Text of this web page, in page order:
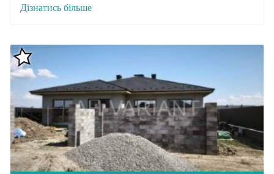
Дізнатись більше